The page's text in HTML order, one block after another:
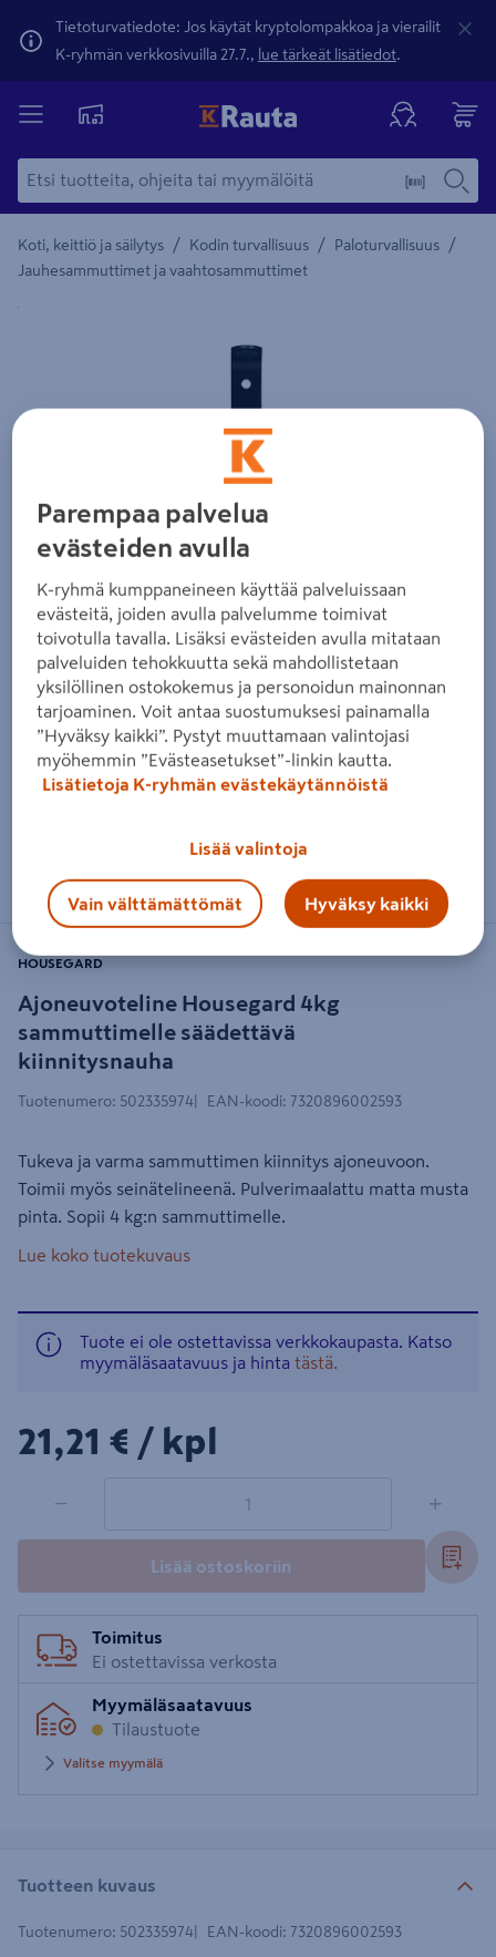
Tietoturvatiedote: Jos käytät kryptolompakkoa ja vierailit
K-ryhmän verkkosivuilla 27.7., lue tärkeät lisätiedot.
Koti, keittiö ja säilytys / Kodin turvallisuus / Paloturvallisuus /
Jauhesammuttimet ja vaahtosammuttimet
Yksityiskohtainen kuvaus löytyy Tuotteen kuvaus -
Zoomaa kuvaa sormilla kosketusnäytöllä
Ajoneuvoteline Housegard 4kg
sammuttimelle säädettävä
kiinnitysnauha
HOUSEGARD
Tuotenumero: 502335974 EAN-koodi: 7320896002593
Tukeva ja varma sammuttimen kiinnitys ajoneuvoon.
Toimii myös seinätelineenä. Pulverimaalattu matta musta
pinta. Sopii 4 kg:n sammuttimelle.
Lue koko tuotekuvaus
Tuote ei ole ostettavissa verkkokaupasta. Katso
myymäläsaatavuus ja hinta tästä.
21,21€/kpl
21,21 € / kpl
− +
Lisää ostoskoriin
Toimitus
Ei ostettavissa verkosta
Myymäläsaatavuus
Tilaustuote
Valitse myymälä
Tuotteen kuvaus
Tuotenumero: 502335974 EAN-koodi: 7320896002593
Parempaa palvelua
evästeiden avulla
K-ryhmä kumppaneineen käyttää palveluissaan
evästeitä, joiden avulla palvelumme toimivat
toivotulla tavalla. Lisäksi evästeiden avulla mitataan
palveluiden tehokkuutta sekä mahdollistetaan
yksilöllinen ostokokemus ja personoidun mainonnan
tarjoaminen. Voit antaa suostumuksesi painamalla
”Hyväksy kaikki”. Pystyt muuttamaan valintojasi
myöhemmin ”Evästeasetukset”-linkin kautta.
Lisätietoja K-ryhmän evästekäytännöistä
Lisää valintoja
Vain välttämättömät Hyväksy kaikki